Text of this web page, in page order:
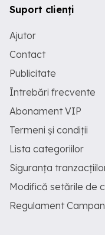
Suport clienți
Ajutor
Contact
Publicitate
Întrebări frecvente
Abonament VIP
Termeni și condiții
Lista categoriilor
Siguranța
Modifică setările de
Regulament